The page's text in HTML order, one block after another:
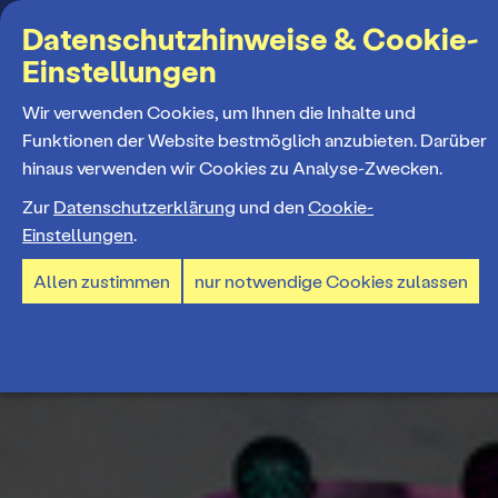
Suchbegriff
MENÜ
Programm
Spielplan
Spielzeiteröffnung
Tickets und Abos
Ticketpreise & Saalplan
Mitmachen
Datenschutzhinweise & Cookie-
Einstellungen
Wir verwenden Cookies, um Ihnen die Inhalte und
Funktionen der Website bestmöglich anzubieten. Darüber
hinaus verwenden wir Cookies zu Analyse-Zwecken.
Zur Datenschutzerklärung und den Cookie-
Einstellungen.
Allen zustimmen nur notwendige Cookies zulassen